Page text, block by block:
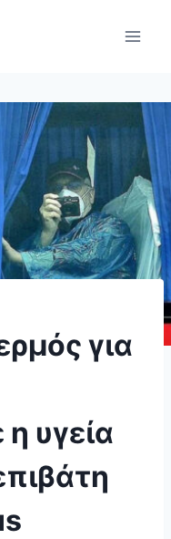
για
υγεία